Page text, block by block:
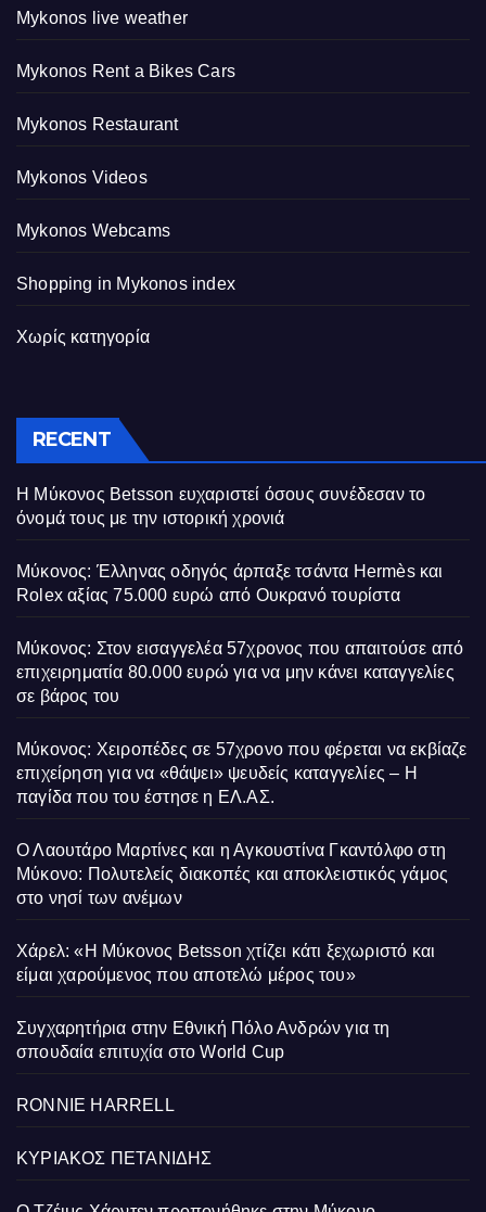
Mykonos live weather
Mykonos Rent a Bikes Cars
Mykonos Restaurant
Mykonos Videos
Mykonos Webcams
Shopping in Mykonos index
Χωρίς κατηγορία
RECENT
Η Μύκονος Betsson ευχαριστεί όσους συνέδεσαν το
όνομά τους με την ιστορική χρονιά
Μύκονος: Έλληνας οδηγός άρπαξε τσάντα Hermès και
Rolex αξίας 75.000 ευρώ από Ουκρανό τουρίστα
Μύκονος: Στον εισαγγελέα 57χρονος που απαιτούσε από
επιχειρηματία 80.000 ευρώ για να μην κάνει καταγγελίες
σε βάρος του
Μύκονος: Χειροπέδες σε 57χρονο που φέρεται να εκβίαζε
επιχείρηση για να «θάψει» ψευδείς καταγγελίες – Η
παγίδα που του έστησε η ΕΛ.ΑΣ.
Ο Λαουτάρο Μαρτίνες και η Αγκουστίνα Γκαντόλφο στη
Μύκονο: Πολυτελείς διακοπές και αποκλειστικός γάμος
στο νησί των ανέμων
Χάρελ: «Η Μύκονος Betsson χτίζει κάτι ξεχωριστό και
είμαι χαρούμενος που αποτελώ μέρος του»
Συγχαρητήρια στην Εθνική Πόλο Ανδρών για τη
σπουδαία επιτυχία στο World Cup
RONNIE HARRELL
ΚΥΡΙΑΚΟΣ ΠΕΤΑΝΙΔΗΣ